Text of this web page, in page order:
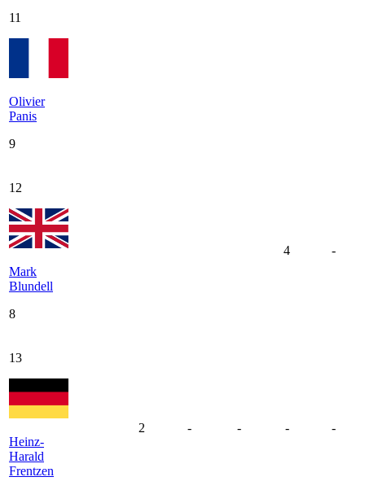
11
Olivier
Panis
9
12
Mark
Blundell
8
4 -
13
Heinz-
Harald
Frentzen
2 - - - -